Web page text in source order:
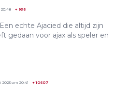
20:48 + 936
echte Ajacied die altijd zijn
gedaan voor ajax als speler en
2023 om 20:41 +10607